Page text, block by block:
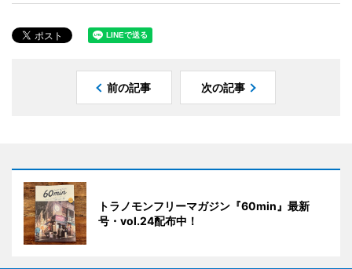
前の記事 次の記事
トラノモンフリーマガジン『60min』最新
号・vol.24配布中！